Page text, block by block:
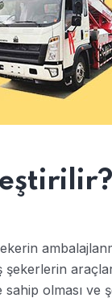
şekerlerin
olması ve